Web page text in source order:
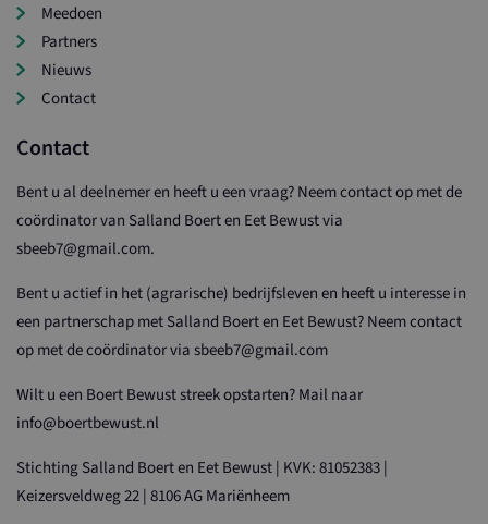
Meedoen
Partners
Nieuws
Contact
Contact
Bent u al deelnemer en heeft u een vraag? Neem contact op met de
coördinator van Salland Boert en Eet Bewust via
sbeeb7@gmail.com.
Bent u actief in het (agrarische) bedrijfsleven en heeft u interesse in
een partnerschap met Salland Boert en Eet Bewust? Neem contact
op met de coördinator via sbeeb7@gmail.com
Wilt u een Boert Bewust streek opstarten? Mail naar
info@boertbewust.nl
Stichting Salland Boert en Eet Bewust | KVK: 81052383 |
Keizersveldweg 22 | 8106 AG Mariënheem